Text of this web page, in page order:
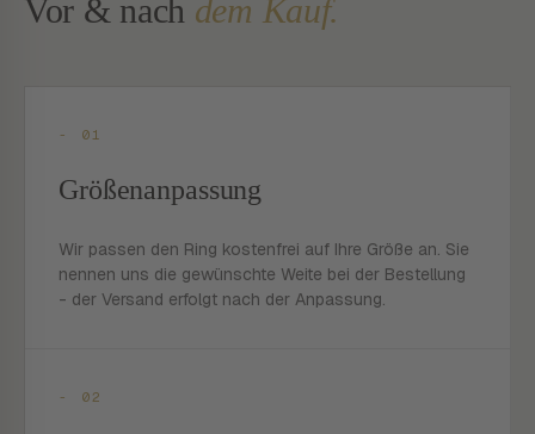
Vor & nach dem Kauf.
- 01
Größenanpassung
Wir passen den Ring kostenfrei auf Ihre Größe an. Sie
nennen uns die gewünschte Weite bei der Bestellung
- der Versand erfolgt nach der Anpassung.
- 02